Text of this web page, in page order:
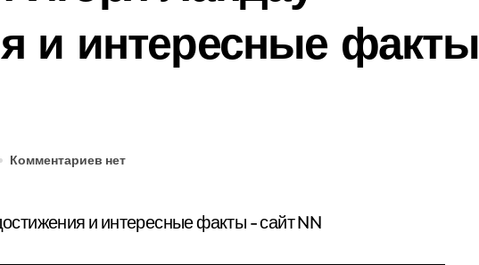
и интересные факты
Комментариев нет